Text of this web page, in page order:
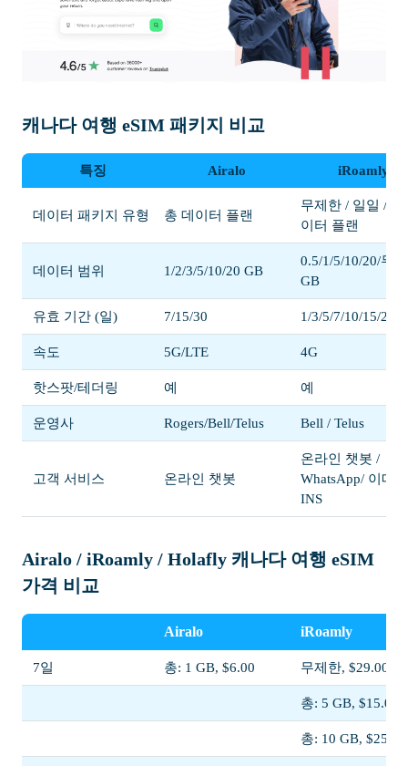
캐나다 여행 eSIM 패키지 비교
특징 Airalo iRoamly
데이터 패키지 유형 총 데이터 플랜
무제한 / 일일 / 총
이터 플랜
데이터 범위 1/2/3/5/10/20 GB
0.5/1/5/10/20/무
GB
유효 기간 (일) 7/15/30 1/3/5/7/10/15/20/
속도 5G/LTE 4G
핫스팟/테더링 예 예
운영사 Rogers/Bell/Telus Bell / Telus
고객 서비스 온라인 챗봇
온라인 챗봇 /
WhatsApp/ 이메
INS
Airalo / iRoamly / Holafly 캐나다 여행 eSIM
가격 비교
Airalo iRoamly
7일 총: 1 GB, $6.00 무제한, $29.00
총: 5 GB, $15.00
총: 10 GB, $25.00